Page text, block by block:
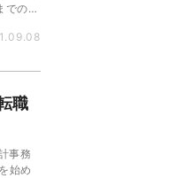
での流
職
事務
始め